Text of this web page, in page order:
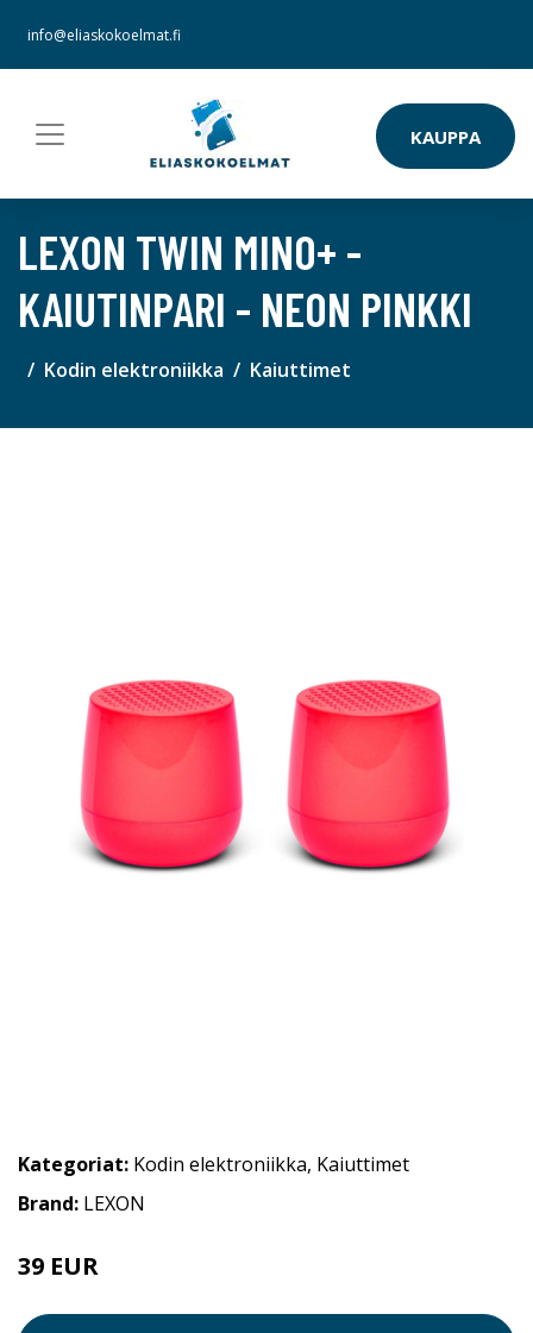
info@eliaskokoelmat.fi
KAUPPA
LEXON TWIN MINO+ -
KAIUTINPARI - NEON PINKKI
Kodin elektroniikka Kaiuttimet
Kategoriat: Kodin elektroniikka, Kaiuttimet
Brand: LEXON
39 EUR